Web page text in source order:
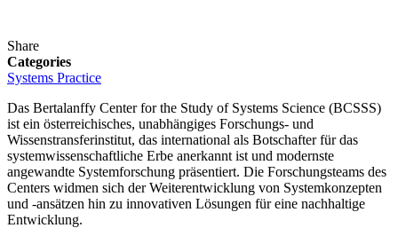
Share
Categories
Systems Practice
Das Bertalanffy Center for the Study of Systems Science (BCSSS)
ist ein österreichisches, unabhängiges Forschungs- und
Wissenstransferinstitut, das international als Botschafter für das
systemwissenschaftliche Erbe anerkannt ist und modernste
angewandte Systemforschung präsentiert. Die Forschungsteams des
Centers widmen sich der Weiterentwicklung von Systemkonzepten
und -ansätzen hin zu innovativen Lösungen für eine nachhaltige
Entwicklung.